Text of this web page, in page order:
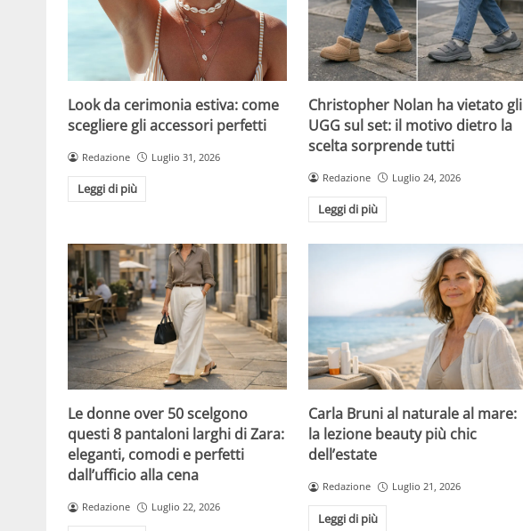
Look da cerimonia estiva: come
scegliere gli accessori perfetti
Redazione Luglio 31, 2026
Leggi di più
Christopher Nolan ha vietato gli
UGG sul set: il motivo dietro la
scelta sorprende tutti
Redazione Luglio 24, 2026
Leggi di più
Le donne over 50 scelgono
questi 8 pantaloni larghi di Zara:
eleganti, comodi e perfetti
dall’ufficio alla cena
Redazione Luglio 22, 2026
Carla Bruni al naturale al mare:
la lezione beauty più chic
dell’estate
Redazione Luglio 21, 2026
Leggi di più